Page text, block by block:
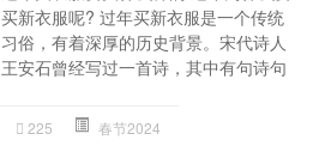
买新衣服呢? 过年买新衣服是一个传统
习俗，有着深厚的历史背景。宋代诗人
王安石曾经写过一首诗，其中有句诗句
225 春节2024